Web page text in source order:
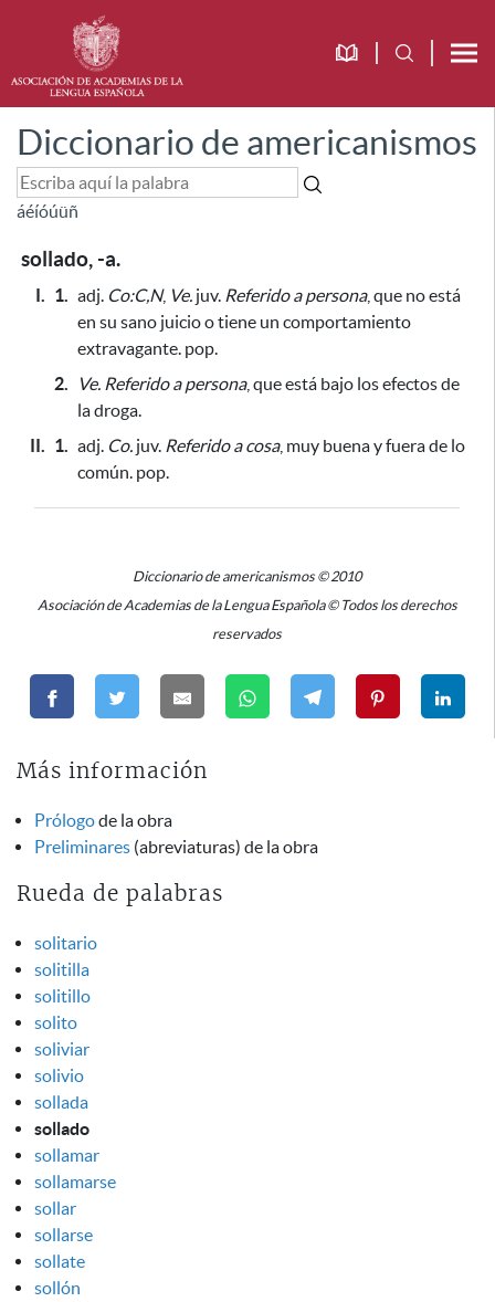
Diccionario de americanismos
áéíóúüñ
sollado, -a.
I. 1. adj. Co:C,N, Ve. juv. Referido a persona, que no está
en su sano juicio o tiene un comportamiento
extravagante. pop.
2.
Ve. Referido a persona, que está bajo los efectos de
la droga.
II. 1. adj. Co. juv. Referido a cosa, muy buena y fuera de lo
común. pop.
Diccionario de americanismos © 2010
Asociación de Academias de la Lengua Española © Todos los derechos
reservados
Más información
Prólogode la obra
Preliminares (abreviaturas) de la obra
Rueda de palabras
solitario
solitilla
solitillo
solito
soliviar
solivio
sollada
sollado
sollamar
sollamarse
sollar
sollarse
sollate
sollón